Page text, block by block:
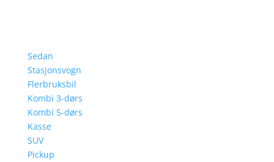
Sedan
Stasjonsvogn
Flerbruksbil
Kombi 3-dørs
Kombi 5-dørs
Kasse
SUV
Pickup